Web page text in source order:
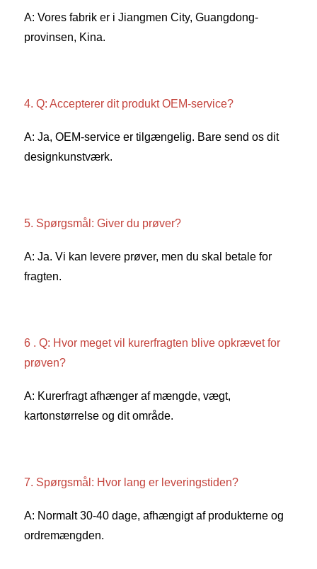
A: Vores fabrik er i Jiangmen City, Guangdong-
provinsen, Kina.
4. Q: Accepterer dit produkt OEM-service?
A: Ja, OEM-service er tilgængelig. Bare send os dit
designkunstværk.
5. Spørgsmål: Giver du prøver?
A: Ja. Vi kan levere prøver, men du skal betale for
fragten.
6 . Q: Hvor meget vil kurerfragten blive opkrævet for
prøven?
A: Kurerfragt afhænger af mængde, vægt,
kartonstørrelse og dit område.
7. Spørgsmål: Hvor lang er leveringstiden?
A: Normalt 30-40 dage, afhængigt af produkterne og
ordremængden.